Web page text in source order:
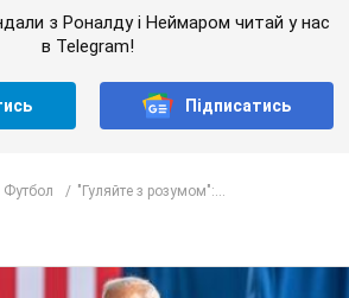
з Роналду і Неймаром читай у нас
в Telegram!
Підписатись
Футбол "Гуляйте з розумом":...